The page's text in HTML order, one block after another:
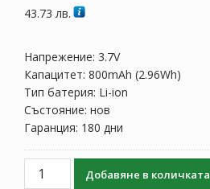
43.73 лв.
Напрежение: 3.7V
Капацитет: 800mAh (2.96Wh)
Тип батерия: Li-ion
Състояние: нов
Гаранция: 180 дни
количество
Добавяне в количката